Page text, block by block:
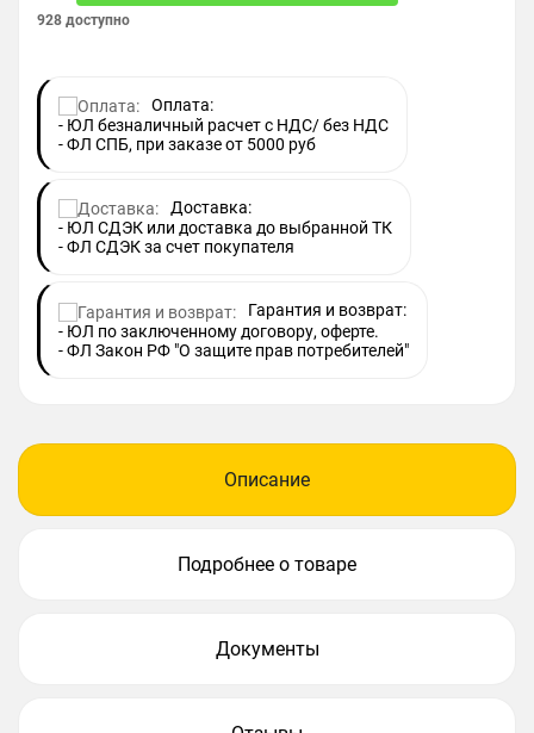
928 доступно
Оплата:
- ЮЛ безналичный расчет с НДС/ без НДС
- ФЛ СПБ, при заказе от 5000 руб
Доставка:
- ЮЛ СДЭК или доставка до выбранной ТК
- ФЛ СДЭК за счет покупателя
Гарантия и возврат:
- ЮЛ по заключенному договору, оферте.
- ФЛ Закон РФ "О защите прав потребителей"
Описание
Подробнее о товаре
Документы